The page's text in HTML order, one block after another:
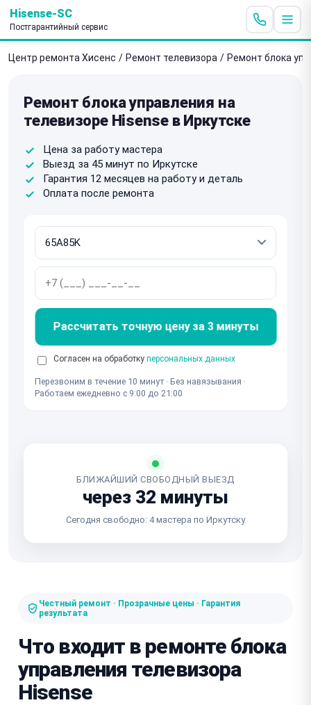
Hisense-SC
Постгарантийный сервис
Центр ремонта Хисенс / Ремонт телевизора / Ремонт блока
Ремонт блока управления на
телевизоре Hisense в Иркутске
Цена за работу мастера
Выезд за 45 минут по Иркутске
Гарантия 12 месяцев на работу и деталь
Оплата после ремонта
Рассчитать точную цену за 3 минуты
Согласен на обработку персональных данных
Перезвоним в течение 10 минут · Без навязывания ·
Работаем ежедневно с 9:00 до 21:00
БЛИЖАЙШИЙ СВОБОДНЫЙ ВЫЕЗД
через 32 минуты
Сегодня свободно: 4 мастера по Иркутску
Честный ремонт · Прозрачные цены · Гарантия
результата
Что входит в ремонте блока
управления телевизора
Hisense